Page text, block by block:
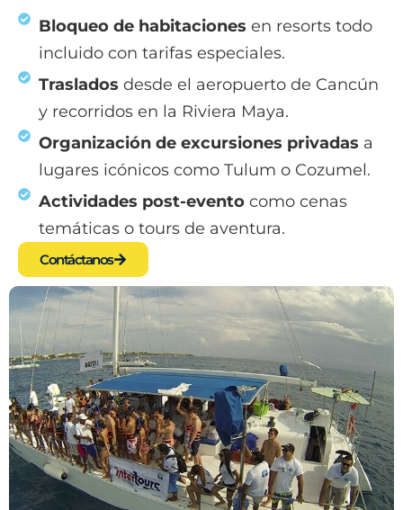
Bloqueo de habitaciones en resorts todo
incluido con tarifas especiales.
Traslados desde el aeropuerto de Cancún
y recorridos en la Riviera Maya.
Organización de excursiones privadas a
lugares icónicos como Tulum o Cozumel.
Actividades post-eventocomo cenas
temáticas o tours de aventura.
Contáctanos